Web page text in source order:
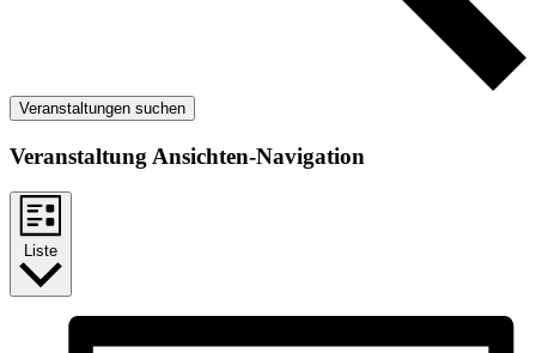
Veranstaltungen suchen
Veranstaltung Ansichten-Navigation
Liste